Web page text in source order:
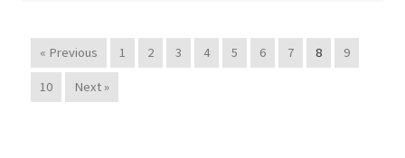
« Previous 1 2 3 4 5 6 7 8 9
10 Next »